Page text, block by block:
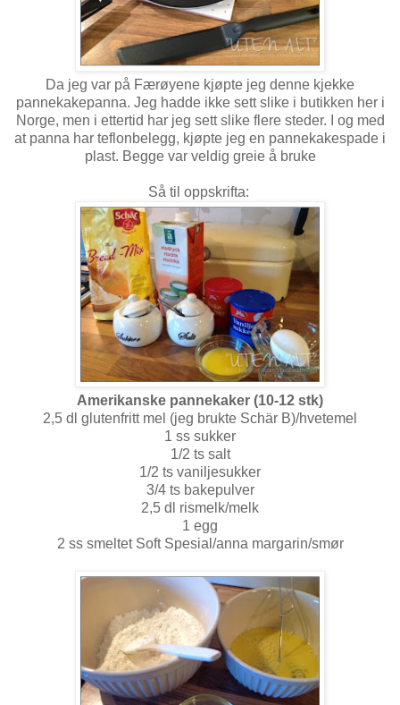
Da jeg var på Færøyene kjøpte jeg denne kjekke
pannekakepanna. Jeg hadde ikke sett slike i butikken her i
Norge, men i ettertid har jeg sett slike flere steder. I og med
at panna har teflonbelegg, kjøpte jeg en pannekakespade i
plast. Begge var veldig greie å bruke
Så til oppskrifta:
Amerikanske pannekaker (10-12 stk)
2,5 dl glutenfritt mel (jeg brukte Schär B)/hvetemel
1 ss sukker
1/2 ts salt
1/2 ts vaniljesukker
3/4 ts bakepulver
2,5 dl rismelk/melk
1 egg
2 ss smeltet Soft Spesial/anna margarin/smør